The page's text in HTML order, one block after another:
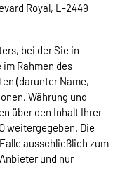
Royal, L-2449
bei der Sie in
Rahmen des
(darunter Name,
Währung und
über den Inhalt Ihrer
weitergegeben. Die
ausschließlich zum
und nur